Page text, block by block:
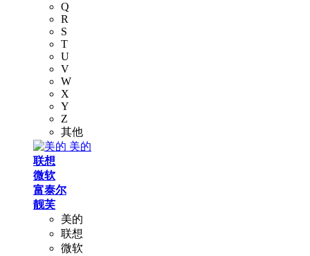
Q
R
S
T
U
V
W
X
Y
Z
其他
美的
联想
微软
富泰尔
靓芙
美的
联想
微软